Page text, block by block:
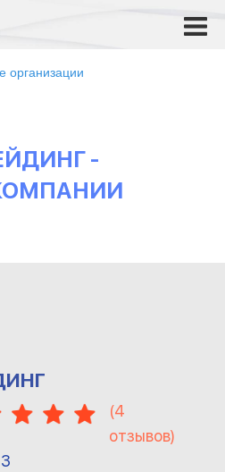
организации
-
(4
отзывов)